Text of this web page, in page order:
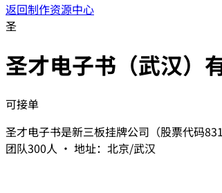
返回制作资源中心
圣
圣才电子书（武汉）
可接单
圣才电子书是新三板挂牌公司（股票代码
团队300人​ • 地址：北京/武汉